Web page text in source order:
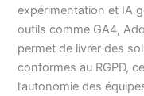
expérimentation et IA
outils comme GA4,
permet de livrer des
conformes au RGPD,
l’autonomie des